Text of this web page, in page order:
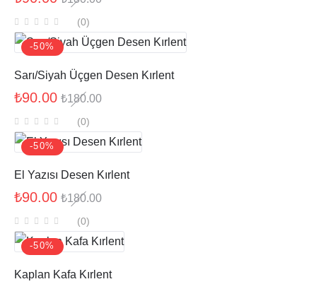
(0)
-50%
Sarı/Siyah Üçgen Desen Kırlent
₺180.00
₺90.00
(0)
-50%
El Yazısı Desen Kırlent
₺180.00
₺90.00
(0)
-50%
Kaplan Kafa Kırlent